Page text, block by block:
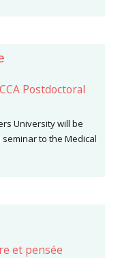
Postdoctoral
University will be
to the Medical
et pensée